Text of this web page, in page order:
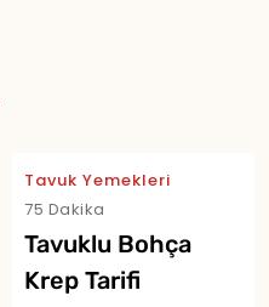
Tavuk Yemekleri
75 Dakika
Tavuklu Bohça
Krep Tarifi